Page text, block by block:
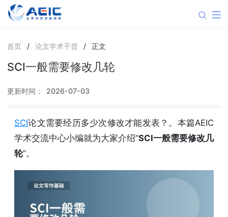
首页 / 论文学术干货 / 正文
SCI一般需要修改几轮
更新时间： 2026-07-03
SCI论文需要经历多少次修改才能发表？。本篇AEIC
学术交流中心小编就为大家介绍“SCI一般需要修改几
轮”。